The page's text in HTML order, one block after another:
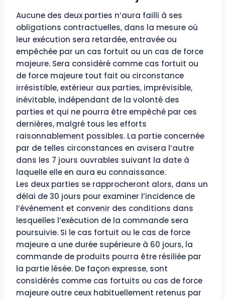
Aucune des deux parties n’aura failli à ses
obligations contractuelles, dans la mesure où
leur exécution sera retardée, entravée ou
empêchée par un cas fortuit ou un cas de force
majeure. Sera considéré comme cas fortuit ou
de force majeure tout fait ou circonstance
irrésistible, extérieur aux parties, imprévisible,
inévitable, indépendant de la volonté des
parties et qui ne pourra être empêché par ces
dernières, malgré tous les efforts
raisonnablement possibles. La partie concernée
par de telles circonstances en avisera l’autre
dans les 7 jours ouvrables suivant la date à
laquelle elle en aura eu connaissance.
Les deux parties se rapprocheront alors, dans un
délai de 30 jours pour examiner l’incidence de
l’événement et convenir des conditions dans
lesquelles l’exécution de la commande sera
poursuivie. Si le cas fortuit ou le cas de force
majeure a une durée supérieure à 60 jours, la
commande de produits pourra être résiliée par
la partie lésée. De façon expresse, sont
considérés comme cas fortuits ou cas de force
majeure outre ceux habituellement retenus par